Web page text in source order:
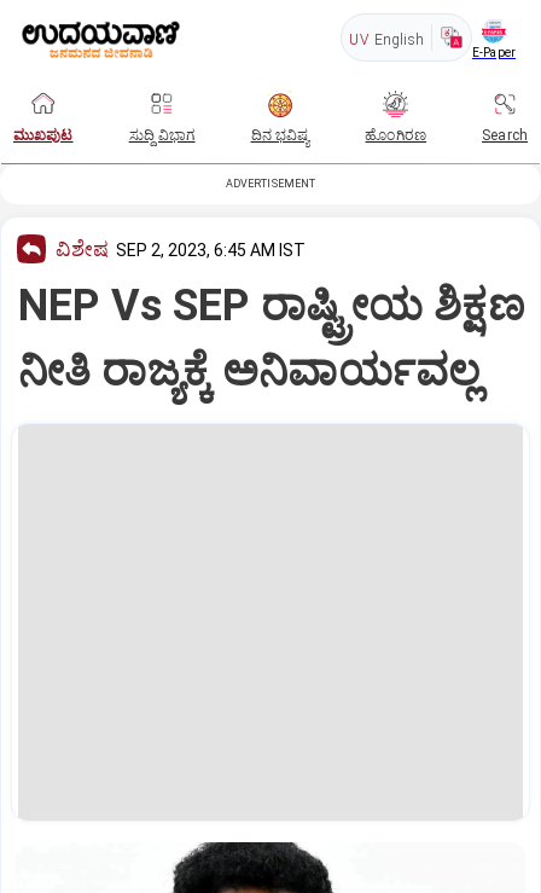
UV English
E-Paper
ಮುಖಪುಟ ಸುದ್ದಿ ವಿಭಾಗ ದಿನ ಭವಿಷ್ಯ ಹೊಂಗಿರಣ Search
ADVERTISEMENT
ವಿಶೇಷ SEP 2, 2023, 6:45 AM IST
NEP Vs SEP ರಾಷ್ಟ್ರೀಯ ಶಿಕ್ಷಣ
ನೀತಿ ರಾಜ್ಯಕ್ಕೆ ಅನಿವಾರ್ಯವಲ್ಲ